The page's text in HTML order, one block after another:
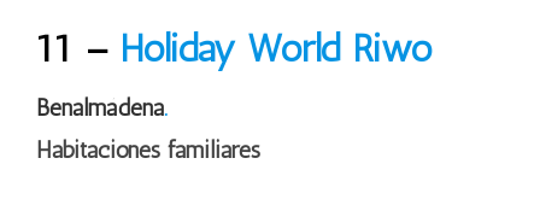
11 – Holiday World Riwo
Benalmádena.
Habitaciones familiares